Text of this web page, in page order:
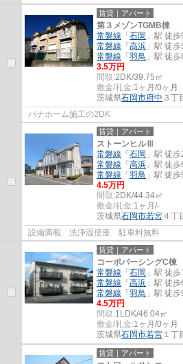
賃貸｜アパート
第３メゾンTGMB棟
常磐線 「 石岡 」駅 徒
常磐線 「 高浜 」駅 徒
常磐線 「 羽鳥 」駅 徒
3.5万円
間取:2DK/39.75㎡
敷金/礼金:1ヶ月/0ヶ月
茨城県石岡市府中 ３丁
パナホーム施工の2DK
賃貸｜アパート
ストーンヒルⅢ
常磐線 「 石岡 」駅 徒
常磐線 「 高浜 」駅 徒
常磐線 「 羽鳥 」駅 徒
4.5万円
間取:2DK/44.34㎡
敷金/礼金:1ヶ月/-
茨城県石岡市若宮 ４丁
設備満載 洗浄温便座 駐車料無料
賃貸｜アパート
コーポパーシングC棟
常磐線 「 石岡 」駅 徒
常磐線 「 高浜 」駅 徒
常磐線 「 羽鳥 」駅 徒
4.5万円
間取:1LDK/46.04㎡
敷金/礼金:1ヶ月/0ヶ月
茨城県石岡市若宮 １丁
賃貸｜アパート